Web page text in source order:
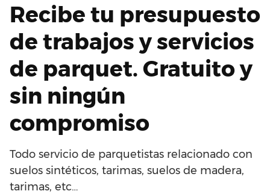
Recibe tu presupuesto
de trabajos y servicios
de parquet. Gratuito y
sin ningún
compromiso
Todo servicio de parquetistas relacionado con
suelos sintéticos, tarimas, suelos de madera,
tarimas, etc…